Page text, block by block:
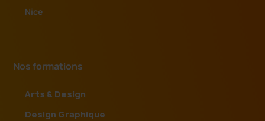
Nice
Nos formations
Arts & Design
Design Graphique